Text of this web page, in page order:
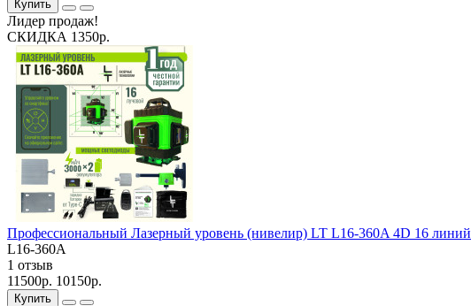
Купить
Лидер продаж!
СКИДКА 1350р.
Профессиональный Лазерный уровень (нивелир) LT L16-360A 4D 16 линий
L16-360A
1 отзыв
11500р. 10150р.
Купить